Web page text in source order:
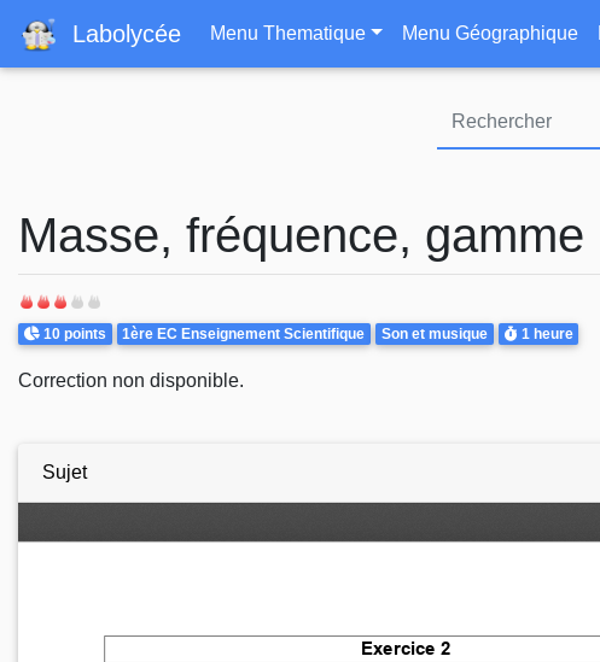
Labolycée Navigation principale
Menu Thematique Menu Géographique
Masse, fréquence, gamme
Points
10 points Theme
1ère EC Enseignement Scientifique Son et musique Durée
1 heure
Correction non disponible.
Sujet